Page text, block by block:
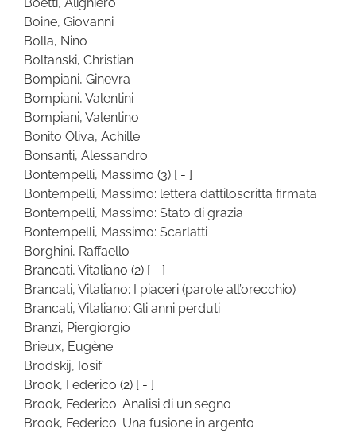
Boine, Giovanni
Bolla, Nino
Boltanski, Christian
Bompiani, Ginevra
Bompiani, Valentini
Bompiani, Valentino
Bonito Oliva, Achille
Bonsanti, Alessandro
Bontempelli, Massimo (3) [ - ]
Bontempelli, Massimo: lettera dattiloscritta firmata
Bontempelli, Massimo: Stato di grazia
Bontempelli, Massimo: Scarlatti
Borghini, Raffaello
Brancati, Vitaliano (2) [ - ]
Brancati, Vitaliano: I piaceri (parole all’orecchio)
Brancati, Vitaliano: Gli anni perduti
Branzi, Piergiorgio
Brieux, Eugène
Brodskij, Iosif
Brook, Federico (2) [ - ]
Brook, Federico: Analisi di un segno
Brook, Federico: Una fusione in argento